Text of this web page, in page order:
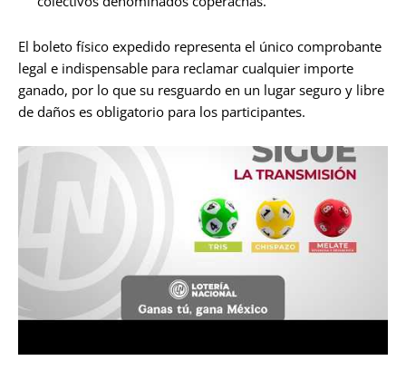
El boleto físico expedido representa el único comprobante
legal e indispensable para reclamar cualquier importe
ganado, por lo que su resguardo en un lugar seguro y libre
de daños es obligatorio para los participantes.